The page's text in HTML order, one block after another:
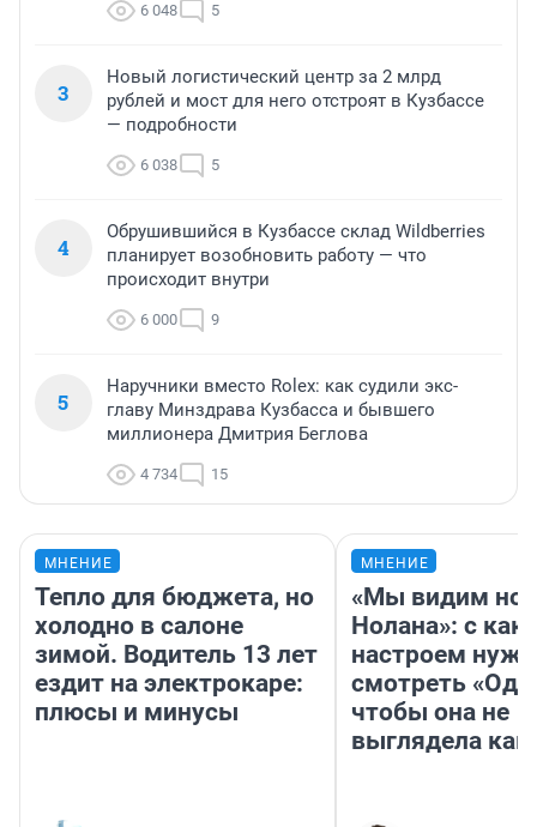
6 048 5
3
Новый логистический центр за 2 млрд
рублей и мост для него отстроят в Кузбассе
— подробности
6 038 5
4
Обрушившийся в Кузбассе склад Wildberries
планирует возобновить работу — что
происходит внутри
6 000 9
5
Наручники вместо Rolex: как судили экс-
главу Минздрава Кузбасса и бывшего
миллионера Дмитрия Беглова
4 734 15
МНЕНИЕ
Тепло для бюджета, но
холодно в салоне
зимой. Водитель 13 лет
ездит на электрокаре:
плюсы и минусы
МНЕНИЕ
«Мы видим
Нолана»: с
настроем
смотреть
чтобы она не
выглядела как